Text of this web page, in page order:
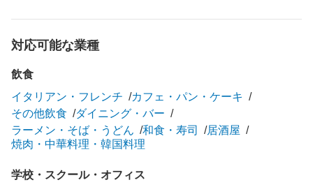
対応可能な業種
飲食
イタリアン・フレンチ
カフェ・パン・ケーキ
その他飲食
ダイニング・バー
ラーメン・そば・うどん
和食・寿司
居酒屋
焼肉・中華料理・韓国料理
学校・スクール・オフィス